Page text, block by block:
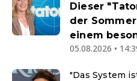
Dieser
der
einem
05.08.2026 •
"Das System